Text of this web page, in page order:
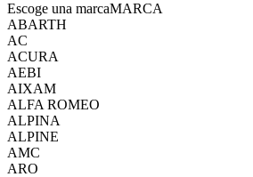
Escoge una marcaMARCA
ABARTH
AC
ACURA
AEBI
AIXAM
ALFA ROMEO
ALPINA
ALPINE
AMC
ARO